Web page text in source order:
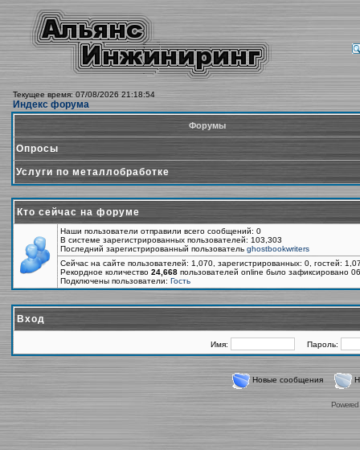
Текущее время: 07/08/2026 21:18:54
Индекс форума
Форумы
Опросы
Услуги по металлобработке
Кто сейчас на форуме
Наши пользователи отправили всего сообщений: 0
В системе зарегистрированных пользователей: 103,303
Последний зарегистрированный пользователь ghostbookwriters
Сейчас на сайте пользователей: 1,070, зарегистрированных: 0, гостей:
Рекордное количество 24,668 пользователей online было зафиксировано
Подключены пользователи: Гость
Вход
Имя: Пароль:
Новые сообщения